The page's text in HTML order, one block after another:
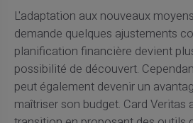
L'adaptation aux nouveaux
demande quelques ajustements
planification financière devient
possibilité de découvert.
peut également devenir un
maîtriser son budget. Card